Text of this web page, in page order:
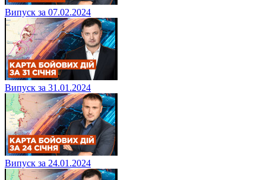
Випуск за 07.02.2024
Випуск за 31.01.2024
Випуск за 24.01.2024